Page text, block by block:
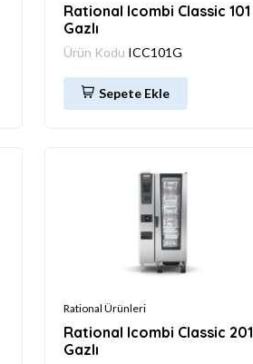
Rational Icombi Classic 101
Gazlı
Ürün Kodu ICC101G
Sepete Ekle
Rational Ürünleri
Rational Icombi Classic 201
Gazlı